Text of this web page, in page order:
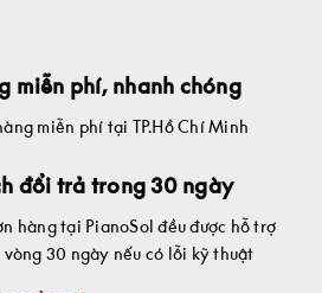
miễn phí, nhanh chóng
miễn phí tại TP.Hồ Chí Minh
đổi trả trong 30 ngày
hàng tại PianoSol đều được hỗ trợ
30 ngày nếu có lỗi kỹ thuật